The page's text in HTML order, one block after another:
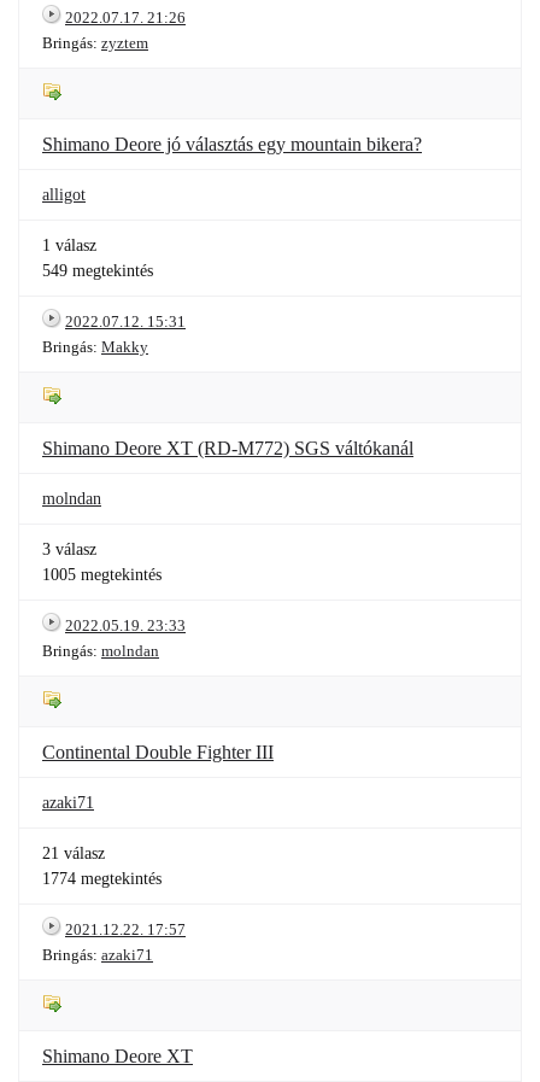
2022.07.17. 21:26
Bringás: zyztem
Shimano Deore jó választás egy mountain bikera?
alligot
1 válasz
549 megtekintés
2022.07.12. 15:31
Bringás: Makky
Shimano Deore XT (RD-M772) SGS váltókanál
molndan
3 válasz
1005 megtekintés
2022.05.19. 23:33
Bringás: molndan
Continental Double Fighter III
azaki71
21 válasz
1774 megtekintés
2021.12.22. 17:57
Bringás: azaki71
Shimano Deore XT